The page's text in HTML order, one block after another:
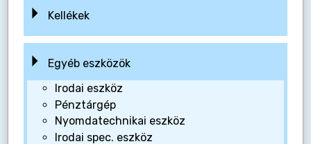
Kellékek
Egyéb eszközök
Irodai eszköz
Pénztárgép
Nyomdatechnikai eszköz
Irodai spec. eszköz